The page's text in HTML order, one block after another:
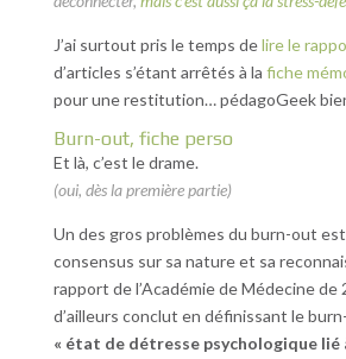
J’ai surtout pris le temps delire le
d’articles s’étant arrêtés à la fiche
pour une restitution… pédagoGeek
Burn-out, fiche perso
Et là, c’est le drame.
(oui, dès la première partie)
Un des gros problèmes du burn-out est
consensus sur sa nature et sa
rapport de l’Académie de Médecine de
d’ailleurs conclut en définissant le
« état de détresse psychologique lié